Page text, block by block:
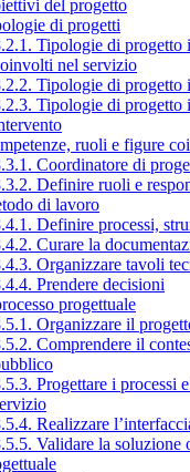
del progetto
di progetti
Tipologie di progetto
nel servizio
Tipologie di progetto
Tipologie di progetto
ruoli e figure
Coordinatore di
Definire ruoli e
di lavoro
Definire processi,
Curare la
Organizzare tavoli
Prendere decisioni
progettuale
Organizzare il
Comprendere il
Progettare i processi
Realizzare
Validare la soluzione